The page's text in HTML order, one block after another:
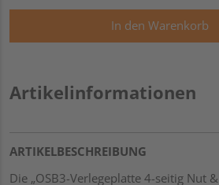
In den Warenkorb
Artikelinformationen
ARTIKELBESCHREIBUNG
Die „OSB3-Verlegeplatte 4-seitig Nut &